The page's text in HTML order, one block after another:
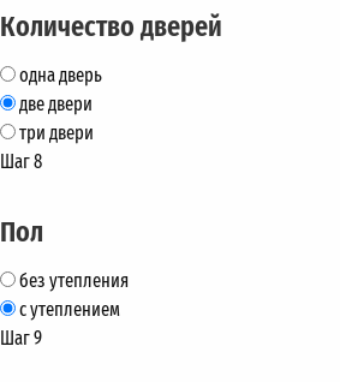
Количество дверей
одна дверь
две двери
три двери
Шаг 8
Пол
без утепления
с утеплением
Шаг 9